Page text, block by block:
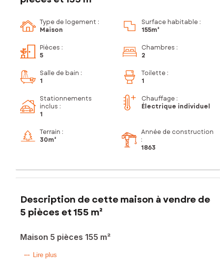
Type de logement :
Maison
Surface habitable :
155m²
Pièces :
5
Chambres :
2
Salle de bain :
1
Toilette :
1
Stationnements
inclus :
1
Chauffage :
Électrique individuel
Terrain :
30m²
Année de construction
:
1863
Description de cette maison à vendre de
5 pièces et 155 m²
Maison 5 pièces 155 m²
Très belle maison mitoyenne de 155 m² rénovée à neuf
Lire plus